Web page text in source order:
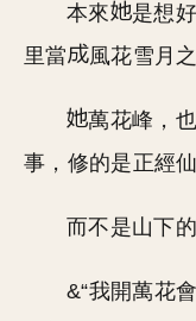
本來
是想
里當
風花雪月之
萬花峰，
事，修的是正經
而不是山下
&“我開萬花